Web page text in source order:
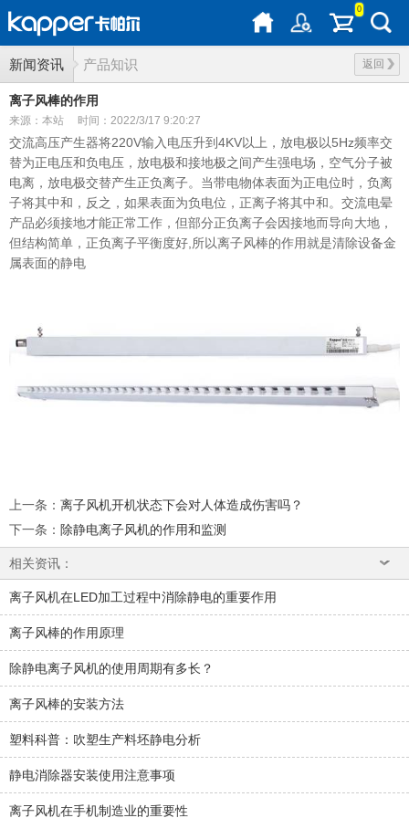
0
新闻资讯 返回
产品知识
离子风棒的作用
来源：本站 时间：2022/3/17 9:20:27
交流高压产生器将220V输入电压升到4KV以上，放电极以5Hz频率交
替为正电压和负电压，放电极和接地极之间产生强电场，空气分子被
电离，放电极交替产生正负离子。当带电物体表面为正电位时，负离
子将其中和，反之，如果表面为负电位，正离子将其中和。交流电晕
产品必须接地才能正常工作，但部分正负离子会因接地而导向大地，
但结构简单，正负离子平衡度好,所以离子风棒的作用就是清除设备金
属表面的静电
上一条 ： 离子风机开机状态下会对人体造成伤害吗？
下一条 ： 除静电离子风机的作用和监测
相关资讯：
离子风机在LED加工过程中消除静电的重要作用
离子风棒的作用原理
除静电离子风机的使用周期有多长？
离子风棒的安装方法
塑料科普：吹塑生产料坯静电分析
静电消除器安装使用注意事项
离子风机在手机制造业的重要性